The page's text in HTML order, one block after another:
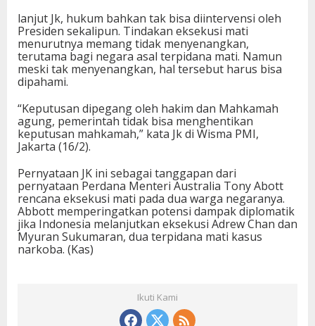
lanjut Jk, hukum bahkan tak bisa diintervensi oleh
Presiden sekalipun. Tindakan eksekusi mati
menurutnya memang tidak menyenangkan,
terutama bagi negara asal terpidana mati. Namun
meski tak menyenangkan, hal tersebut harus bisa
dipahami.
“Keputusan dipegang oleh hakim dan Mahkamah
agung, pemerintah tidak bisa menghentikan
keputusan mahkamah,” kata Jk di Wisma PMI,
Jakarta (16/2).
Pernyataan JK ini sebagai tanggapan dari
pernyataan Perdana Menteri Australia Tony Abott
rencana eksekusi mati pada dua warga negaranya.
Abbott memperingatkan potensi dampak diplomatik
jika Indonesia melanjutkan eksekusi Adrew Chan dan
Myuran Sukumaran, dua terpidana mati kasus
narkoba. (Kas)
Ikuti Kami